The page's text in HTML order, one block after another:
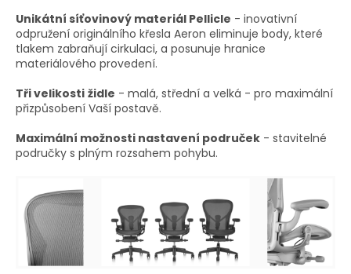
Unikátní síťovinový materiál Pellicle - inovativní
odpružení originálního křesla Aeron eliminuje body, které
tlakem zabraňují cirkulaci, a posunuje hranice
materiálového provedení.
Tři velikosti židle - malá, střední a velká - pro maximální
přizpůsobení Vaší postavě.
Maximální možnosti nastavení područek - stavitelné
područky s plným rozsahem pohybu.